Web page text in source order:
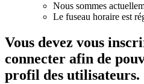
Nous sommes
Le fuseau horaire est
Vous devez vous
connecter afin de
profil des utilisateurs.